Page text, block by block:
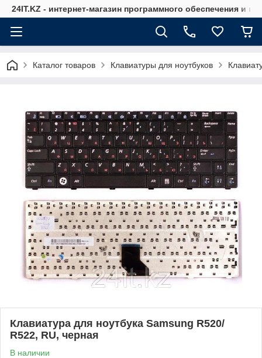
24IT.KZ - интернет-магазин программного обеспечения и
Каталог товаров Клавиатуры для ноутбуков
Клавиатура для ноутбука Samsung R520/
R522, RU, черная
В наличии